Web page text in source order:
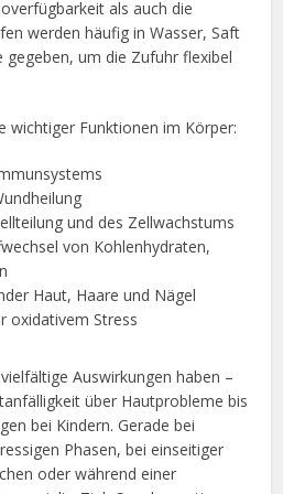
als auch die
werden häufig in Wasser, Saft
um die Zufuhr flexibel
wichtiger Funktionen im Körper:
und des Zellwachstums
von Kohlenhydraten,
Haut, Haare und Nägel
oxidativem Stress
Auswirkungen haben –
über Hautprobleme bis
bei Kindern. Gerade bei
Phasen, bei einseitiger
oder während einer